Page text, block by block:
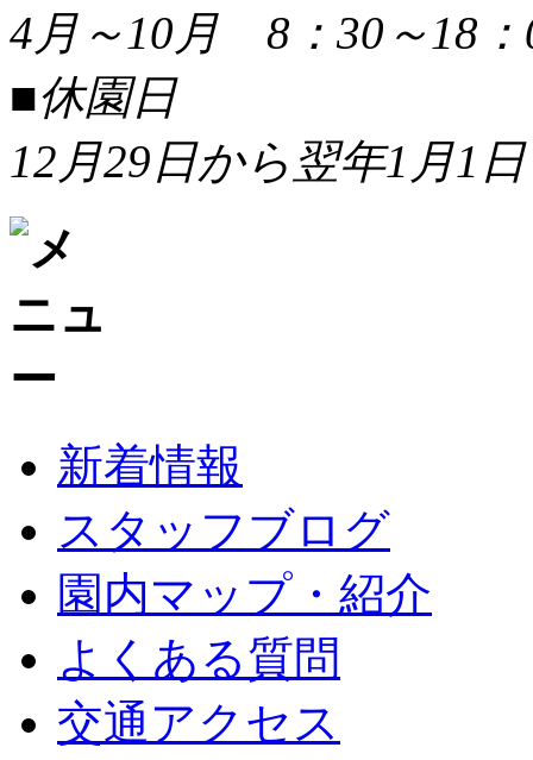
4月～10月 8：30～18：
■休園日
12月29日から翌年1月1日
新着情報
スタッフブログ
園内マップ・紹介
よくある質問
交通アクセス